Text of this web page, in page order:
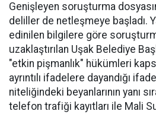
Genişleyen soruşturma
deliller de netleşmeye başladı.
edinilen bilgilere göre
uzaklaştırılan Uşak Belediye
"etkin pişmanlık" hükümleri
ayrıntılı ifadelere dayandığı
niteliğindeki beyanlarının yanı
telefon trafiği kayıtları ile Mali